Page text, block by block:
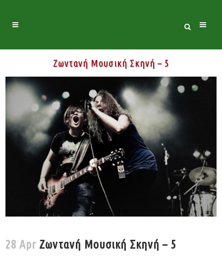
Ζωντανή Μουσική Σκηνή – 5
28 Apr Ζωντανή Μουσική Σκηνή – 5